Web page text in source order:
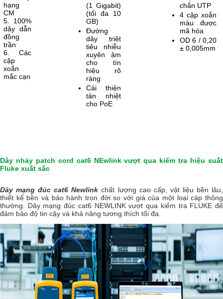
hạng
CM
5. 100%
dây dẫn
đồng
trần
6. Các
cặp
xoắn
mắc cạn
(1 Gigabit)
(tối đa 10
GB)
Đường
dây triệt
tiêu nhiễu
xuyên âm
cho tín
hiệu rõ
ràng
Cải thiện
tản nhiệt
cho PoE
chắn UTP
4 cặp xoắn
màu được
mã hóa
OD 6 / 0,20
± 0,005mm
Dây nhảy patch cord cat6 NEwlink vượt qua kiểm tra hiệu suất
Fluke xuất sắc
Dây mạng đúc cat6 Newlink chất lượng cao cấp, vật liệu bền lâu,
thiết kế bền và bảo hành trọn đời so với giá của một loại cáp thông
thường. Dây mạng đúc cat6 NEWLINK vượt qua kiểm tra FLUKE để
đảm bảo độ tin cậy và khả năng tương thích tối đa.